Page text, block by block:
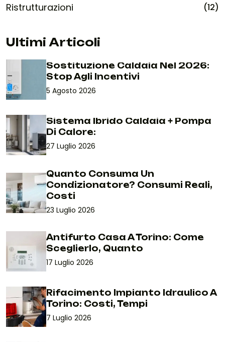
Ristrutturazioni (12)
Ultimi Articoli
Sostituzione Caldaia Nel 2026:
Stop Agli Incentivi
5 Agosto 2026
Sistema Ibrido Caldaia + Pompa
Di Calore:
27 Luglio 2026
Quanto Consuma Un
Condizionatore? Consumi Reali,
Costi
23 Luglio 2026
Antifurto Casa A Torino: Come
Sceglierlo, Quanto
17 Luglio 2026
Rifacimento Impianto Idraulico A
Torino: Costi, Tempi
7 Luglio 2026